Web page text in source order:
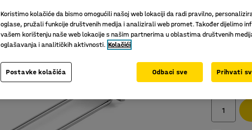
:
Za
10,00
Koristimo kolačiće da bismo omogućili našoj web lokaciji da radi pravilno,
oglase, pružali funkcije društvenih medija i analizirali web promet. Također dijelimo
vašem korištenju naše web lokacije s našim partnerima u oblastima društvenih
oglašavanja i analitičkih aktivnosti. Kolačići
Postavke kolačića Odbaci sve Prihvati